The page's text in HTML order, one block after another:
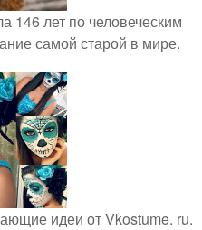
146 лет по человеческим
самой старой в мире.
идеи от Vkostume. ru.